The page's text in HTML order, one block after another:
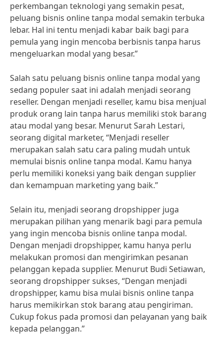
perkembangan teknologi yang semakin pesat,
peluang bisnis online tanpa modal semakin terbuka
lebar. Hal ini tentu menjadi kabar baik bagi para
pemula yang ingin mencoba berbisnis tanpa harus
mengeluarkan modal yang besar.”
Salah satu peluang bisnis online tanpa modal yang
sedang populer saat ini adalah menjadi seorang
reseller. Dengan menjadi reseller, kamu bisa menjual
produk orang lain tanpa harus memiliki stok barang
atau modal yang besar. Menurut Sarah Lestari,
seorang digital marketer, “Menjadi reseller
merupakan salah satu cara paling mudah untuk
memulai bisnis online tanpa modal. Kamu hanya
perlu memiliki koneksi yang baik dengan supplier
dan kemampuan marketing yang baik.”
Selain itu, menjadi seorang dropshipper juga
merupakan pilihan yang menarik bagi para pemula
yang ingin mencoba bisnis online tanpa modal.
Dengan menjadi dropshipper, kamu hanya perlu
melakukan promosi dan mengirimkan pesanan
pelanggan kepada supplier. Menurut Budi Setiawan,
seorang dropshipper sukses, “Dengan menjadi
dropshipper, kamu bisa mulai bisnis online tanpa
harus memikirkan stok barang atau pengiriman.
Cukup fokus pada promosi dan pelayanan yang baik
kepada pelanggan.”